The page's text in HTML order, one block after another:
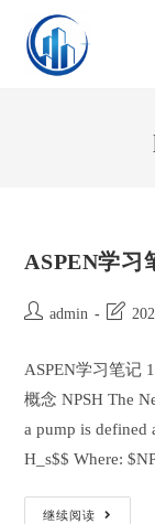
content
ASPEN学习
Postadmin
Post
ASPEN学习笔记
概念 NPSH The
a pump is
H_s$$ Where:
继续阅读
ASPEN